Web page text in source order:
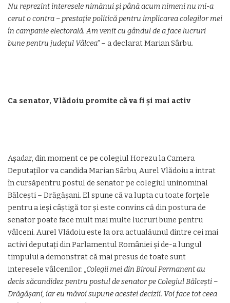
Nu reprezint interesele nimănui și până acum nimeni nu mi-a
cerut o contra – prestație politică pentru implicarea colegilor mei
în campanie electorală. Am venit cu gândul de a face lucruri
bune pentru județul Vâlcea”– a declarat Marian Sârbu.
Ca senator, Vlădoiu promite că va fi și mai activ
Așadar, din moment ce pe colegiul Horezu la Camera
Deputaților va candida Marian Sârbu, Aurel Vlădoiu a intrat
în cursăpentru postul de senator pe colegiul uninominal
Bălcești – Drăgășani. El spune că va lupta cu toate forțele
pentru a ieși câștigă tor și este convins că din postura de
senator poate face mult mai multe lucruri bune pentru
vâlceni. Aurel Vlădoiu este la ora actualăunul dintre cei mai
activi deputați din Parlamentul României și de-a lungul
timpului a demonstrat că mai presus de toate sunt
interesele vâlcenilor. „Colegii mei din Biroul Permanent au
decis săcandidez pentru postul de senator pe Colegiul Bălcești –
Drăgășani, iar eu măvoi supune acestei decizii. Voi face tot ceea